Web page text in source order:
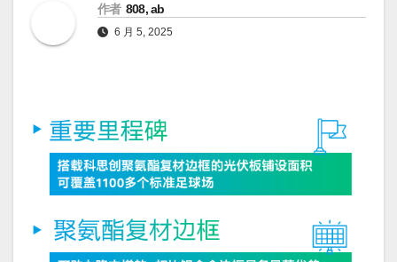
作者 808, ab
6 月 5, 2025